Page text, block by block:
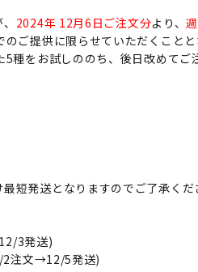
2024年 12月6日ご注文分より、
のご提供に限らせていただくこと
5種をお試しののち、後日改めて
短発送となりますのでご了承くだ
3発送)
2注文→12/5発送)